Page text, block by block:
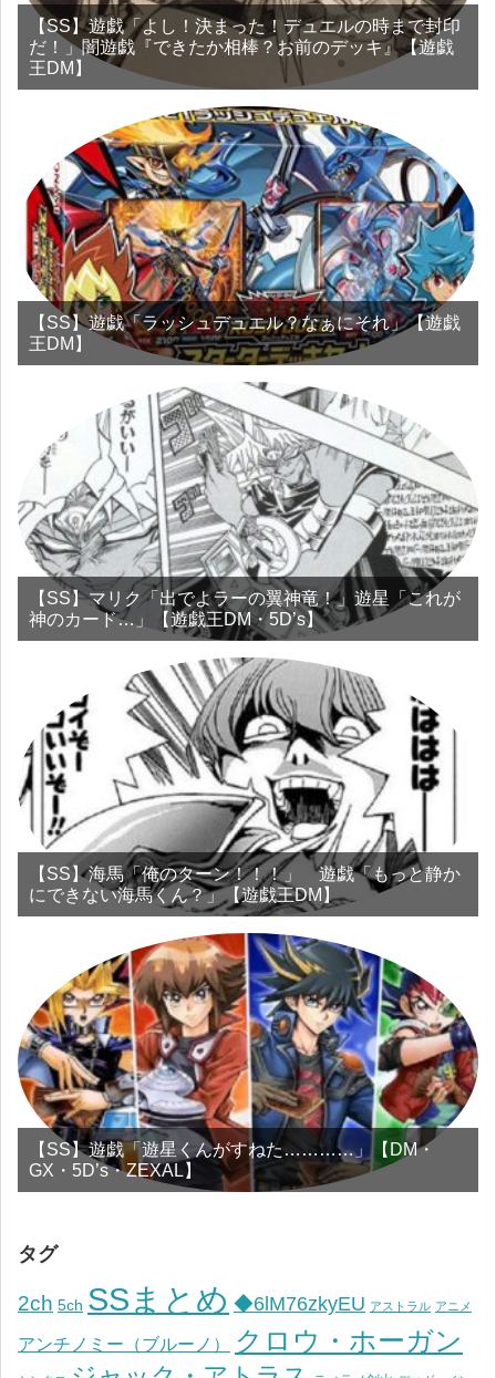
【SS】遊戯「よし！決まった！デュエルの時まで封印
だ！」闇遊戯『できたか相棒？お前のデッキ』【遊戯
王DM】
【SS】遊戯「ラッシュデュエル？なぁにそれ」【遊戯
王DM】
【SS】マリク「出でよラーの翼神竜！」遊星「これが
神のカード…」【遊戯王DM・5D’s】
【SS】海馬「俺のターン！！！」 遊戯「もっと静か
にできない海馬くん？」【遊戯王DM】
【SS】遊戯「遊星くんがすねた…………」【DM・
GX・5D’s・ZEXAL】
タグ
2ch 5ch SSまとめ ◆6lM76zkyEU アストラル アニメ
アンチノミー（ブルーノ） クロウ・ホーガン